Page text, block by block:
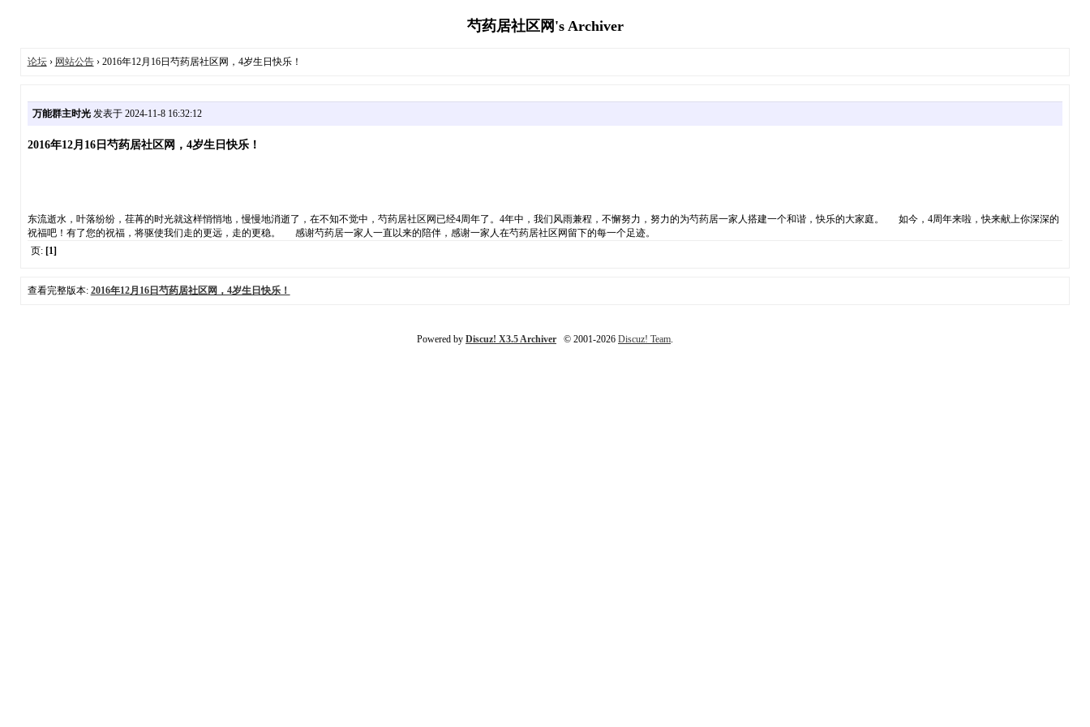
芍药居社区网's Archiver
论坛› 网站公告› 2016年12月16日芍药居社区网，4岁生日快乐！
万能群主时光发表于 2024-11-8 16:32:12
2016年12月16日芍药居社区网，4岁生日快乐！
东流逝水，叶落纷纷，荏苒的时光就这样悄悄地，慢慢地消逝了，在不知不觉中，芍药居社区网已经4周年了。4年中，我们风雨兼程，不懈努力，努力的为芍药居一家人搭建一个和谐，快乐的大家庭。 如今，4周年来啦，快来献上你深深的
祝福吧！有了您的祝福，将驱使我们走的更远，走的更稳。 感谢芍药居一家人一直以来的陪伴，感谢一家人在芍药居社区网留下的每一个足迹。
页: [1]
查看完整版本: 2016年12月16日芍药居社区网，4岁生日快乐！
Powered by Discuz! X3.5 Archiver © 2001-2026 Discuz! Team.